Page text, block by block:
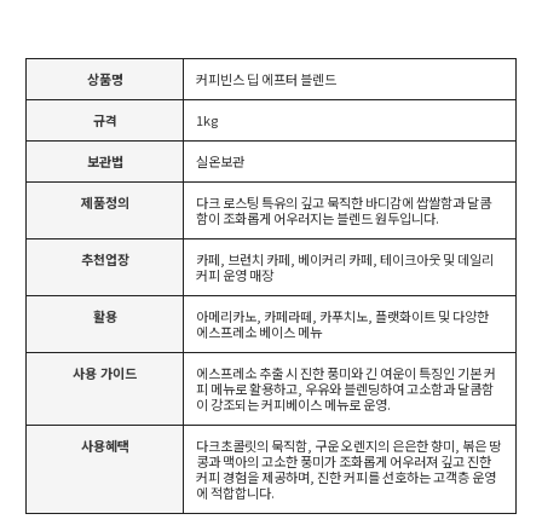
상품명 커피빈스 딥 에프터 블렌드
규격 1kg
보관법 실온보관
제품정의
다크 로스팅 특유의 깊고 묵직한 바디감에 쌉쌀함과 달콤
함이 조화롭게 어우러지는 블렌드 원두입니다.
추천업장
카페, 브런치 카페, 베이커리 카페, 테이크아웃 및 데일리
커피 운영 매장
활용
아메리카노, 카페라떼, 카푸치노, 플랫화이트 및 다양한
에스프레소 베이스 메뉴
사용 가이드
에스프레소 추출 시 진한 풍미와 긴 여운이 특징인 기본 커
피 메뉴로 활용하고, 우유와 블렌딩하여 고소함과 달콤함
이 강조되는 커피베이스 메뉴로 운영.
사용혜택
다크초콜릿의 묵직함, 구운 오렌지의 은은한 향미, 볶은 땅
콩과 맥아의 고소한 풍미가 조화롭게 어우러져 깊고 진한
커피 경험을 제공하며, 진한 커피를 선호하는 고객층 운영
에 적합합니다.